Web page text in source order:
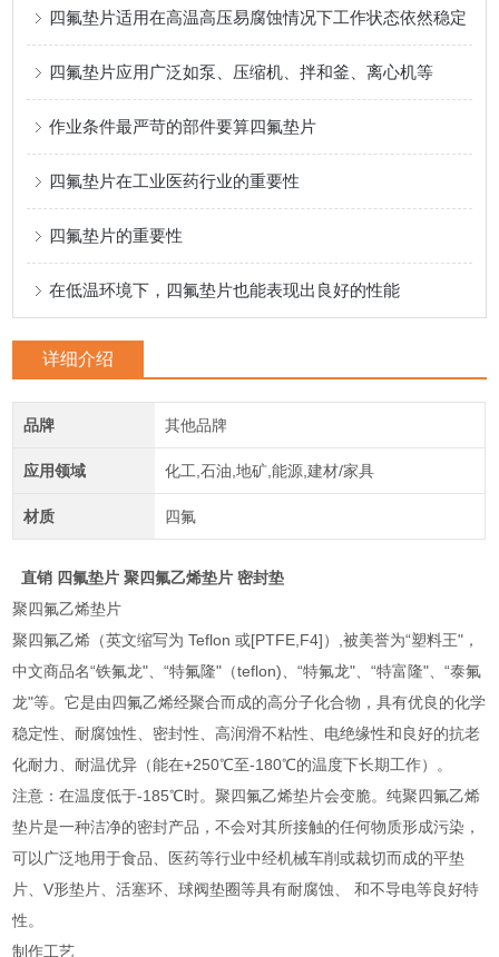
四氟垫片适用在高温高压易腐蚀情况下工作状态依然稳定
四氟垫片应用广泛如泵、压缩机、拌和釜、离心机等
作业条件最严苛的部件要算四氟垫片
四氟垫片在工业医药行业的重要性
四氟垫片的重要性
在低温环境下，四氟垫片也能表现出良好的性能
详细介绍
品牌 其他品牌
应用领域 化工,石油,地矿,能源,建材/家具
材质 四氟
直销 四氟垫片 聚四氟乙烯垫片 密封垫
聚四氟乙烯垫片
聚四氟乙烯（英文缩写为 Teflon 或[PTFE,F4]）,被美誉为“塑料王"，
中文商品名“铁氟龙"、“特氟隆"（teflon)、“特氟龙"、“特富隆"、“泰氟
龙"等。它是由四氟乙烯经聚合而成的高分子化合物，具有优良的化学
稳定性、耐腐蚀性、密封性、高润滑不粘性、电绝缘性和良好的抗老
化耐力、耐温优异（能在+250℃至-180℃的温度下长期工作）。
注意：在温度低于-185℃时。聚四氟乙烯垫片会变脆。纯聚四氟乙烯
垫片是一种洁净的密封产品，不会对其所接触的任何物质形成污染，
可以广泛地用于食品、医药等行业中经机械车削或裁切而成的平垫
片、V形垫片、活塞环、球阀垫圈等具有耐腐蚀、 和不导电等良好特
性。
制作工艺